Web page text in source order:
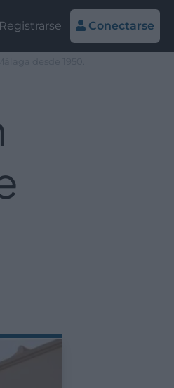
Registrarse Conectarse